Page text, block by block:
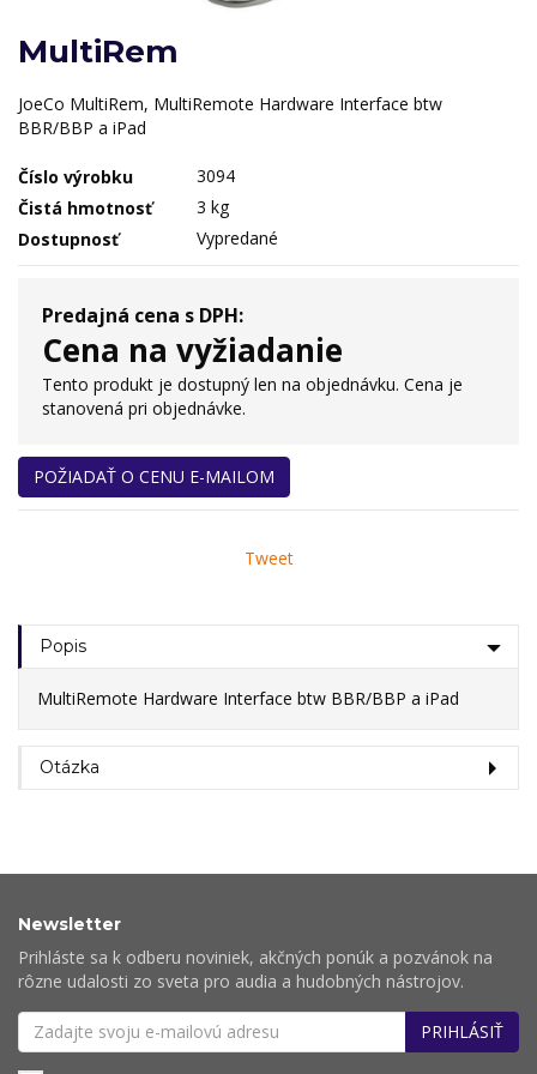
MultiRem
JoeCo MultiRem, MultiRemote Hardware Interface btw
BBR/BBP a iPad
Číslo výrobku
3094
Čistá hmotnosť
3 kg
Dostupnosť
Vypredané
Predajná cena s DPH:
Cena na vyžiadanie
Tento produkt je dostupný len na objednávku. Cena je
stanovená pri objednávke.
POŽIADAŤ O CENU E-MAILOM
Tweet
Popis
MultiRemote Hardware Interface btw BBR/BBP a iPad
Otázka
Newsletter
Prihláste sa k odberu noviniek, akčných ponúk a pozvánok na
rôzne udalosti zo sveta pro audia a hudobných nástrojov.
PRIHLÁSIŤ